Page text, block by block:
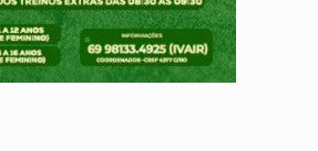
Ideb avança nos anos iniciais do ensino
'UNIÃO':Chefe de facção criminosa é preso durante